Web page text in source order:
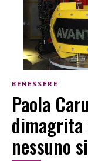
BENESSERE
Paola
dimagrita
nessuno